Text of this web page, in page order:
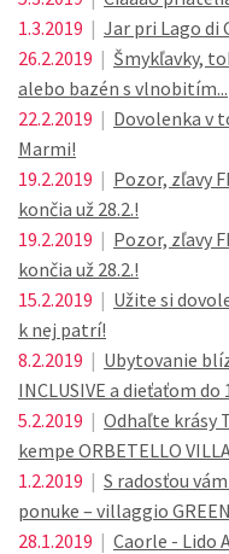
1.3.2019 | Jar pri Lago di
26.2.2019 | Šmykľavky,
alebo bazén s vlnobitím...
22.2.2019 | Dovolenka v
Marmi!
19.2.2019 | Pozor, zľavy
končia už 28.2.!
19.2.2019 | Pozor, zľavy
končia už 28.2.!
15.2.2019 | Užite si
k nej patrí!
8.2.2019 | Ubytovanie
INCLUSIVE a dieťaťom
5.2.2019 | Odhaľte krásy
kempe ORBETELLO
1.2.2019 | S radosťou
ponuke – villaggio
28.1.2019 | Caorle - Lido